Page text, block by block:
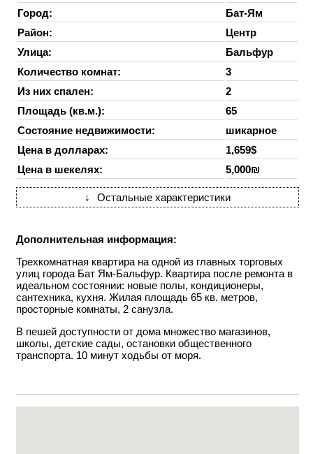
Город:
Бат-Ям
Район:
Центр
Улица:
Бальфур
Количество комнат:
3
Из них спален:
2
Площадь (кв.м.):
65
Состояние недвижимости:
шикарное
Цена в долларах:
1,659$
Цена в шекелях:
5,000₪
↓ Остальные характеристики
Дополнительная информация:
Трехкомнатная квартира на одной из главных торговых
улиц города Бат Ям-Бальфур. Квартира после ремонта в
идеальном состоянии: новые полы, кондиционеры,
сантехника, кухня. Жилая площадь 65 кв. метров,
просторные комнаты, 2 санузла.
В пешей доступности от дома множество магазинов,
школы, детские сады, остановки общественного
транспорта. 10 минут ходьбы от моря.